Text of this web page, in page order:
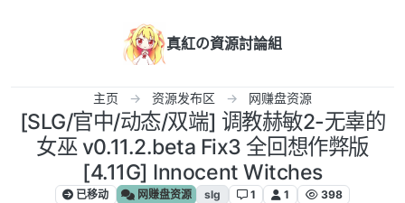
真紅の資源討論組
主页 资源发布区 网赚盘资源
[SLG/官中/动态/双端] 调教赫敏2-无辜的
女巫 v0.11.2.beta Fix3 全回想作弊版
[4.11G] Innocent Witches
已移动 网赚盘资源 slg 1 1 398